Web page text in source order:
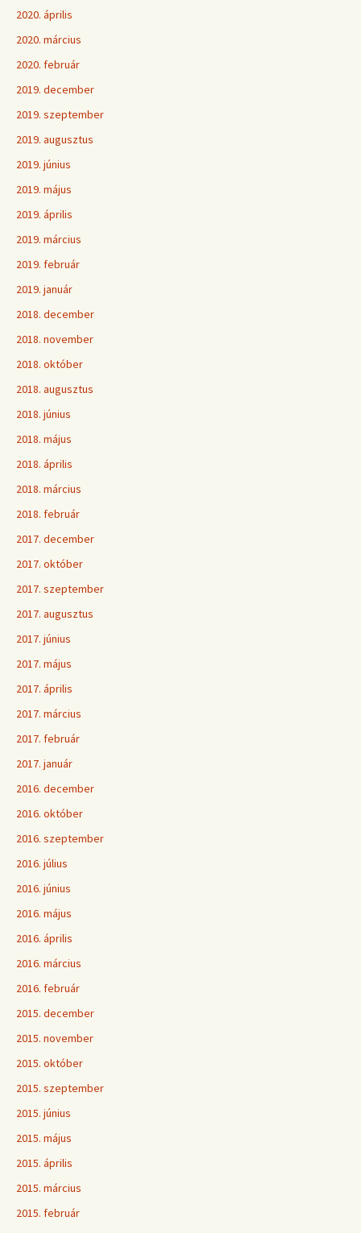
2020. április
2020. március
2020. február
2019. december
2019. szeptember
2019. augusztus
2019. június
2019. május
2019. április
2019. március
2019. február
2019. január
2018. december
2018. november
2018. október
2018. augusztus
2018. június
2018. május
2018. április
2018. március
2018. február
2017. december
2017. október
2017. szeptember
2017. augusztus
2017. június
2017. május
2017. április
2017. március
2017. február
2017. január
2016. december
2016. október
2016. szeptember
2016. július
2016. június
2016. május
2016. április
2016. március
2016. február
2015. december
2015. november
2015. október
2015. szeptember
2015. június
2015. május
2015. április
2015. március
2015. február